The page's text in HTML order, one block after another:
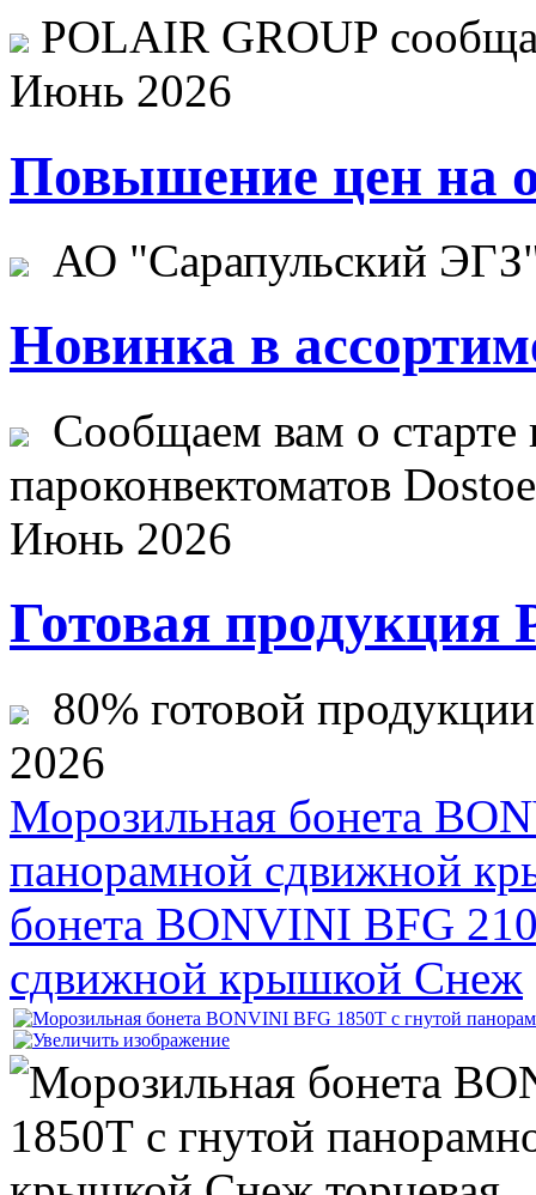
POLAIR GROUP
Июнь 2026
Повышение цен на
АО "Сарапульский
Новинка в
Сообщаем вам о старте
пароконвектоматов
Июнь 2026
Готовая продукция
80% готовой
2026
Морозильная бонета
панорамной сдвижной
бонета BONVINI BFG
сдвижной крышкой Снеж